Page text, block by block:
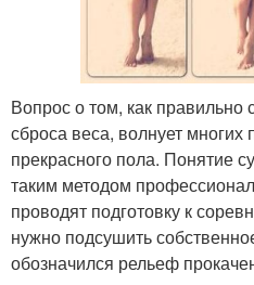
Вопрос о том, как
сброса веса, волнует многих
прекрасного пола. Понятие
таким методом
проводят подготовку к
нужно подсушить
обозначился рельеф